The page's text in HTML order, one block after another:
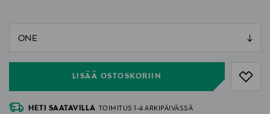
LISÄÄ OSTOSKORIIN
HETI SAATAVILLA
TOIMITUS 1-4 ARKIPÄIVÄSSÄ